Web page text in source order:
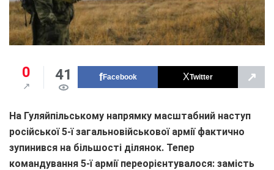
0 41 Facebook Twitter ↗
На Гуляйпільському напрямку масштабний наступ
російської 5-ї загальновійськової армії фактично
зупинився на більшості ділянок. Тепер
командування 5-ї армії переорієнтувалося: замість